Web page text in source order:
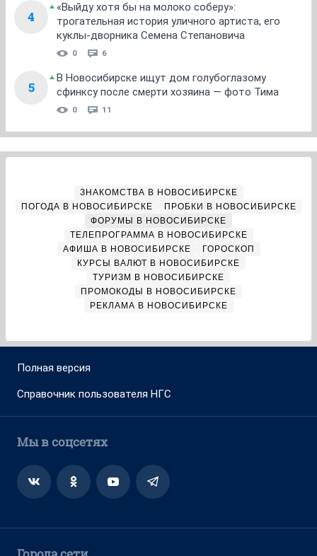
4
«Выйду хотя бы на молоко соберу»:
трогательная история уличного артиста, его
куклы-дворника Семена Степановича
0 6
5
В Новосибирске ищут дом голубоглазому
сфинксу после смерти хозяина — фото Тима
0 11
ЗНАКОМСТВА В НОВОСИБИРСКЕ
ПОГОДА В НОВОСИБИРСКЕ
ПРОБКИ В НОВОСИБИРСКЕ
ФОРУМЫ В НОВОСИБИРСКЕ
ТЕЛЕПРОГРАММА В НОВОСИБИРСКЕ
АФИША В НОВОСИБИРСКЕ
ГОРОСКОП
КУРСЫ ВАЛЮТ В НОВОСИБИРСКЕ
ТУРИЗМ В НОВОСИБИРСКЕ
ПРОМОКОДЫ В НОВОСИБИРСКЕ
РЕКЛАМА В НОВОСИБИРСКЕ
Полная версия
Справочник пользователя НГС
Мы в соцсетях